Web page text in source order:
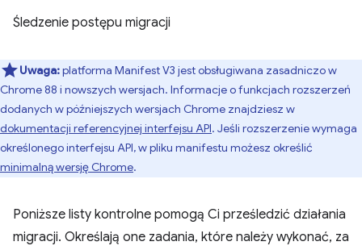
Śledzenie postępu migracji
Uwaga:platforma Manifest V3 jest obsługiwana zasadniczo w
Chrome 88 i nowszych wersjach. Informacje o funkcjach rozszerzeń
dodanych w późniejszych wersjach Chrome znajdziesz w
dokumentacji referencyjnej interfejsu API. Jeśli rozszerzenie wymaga
określonego interfejsu API, w pliku manifestu możesz określić
minimalną wersję Chrome.
Poniższe listy kontrolne pomogą Ci prześledzić działania
migracji. Określają one zadania, które należy wykonać, za